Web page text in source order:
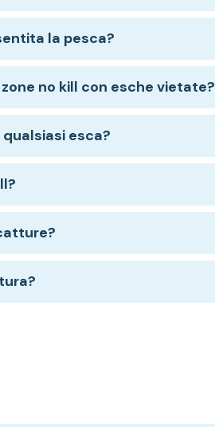
la pesca?
no kill con esche vietate?
esca?